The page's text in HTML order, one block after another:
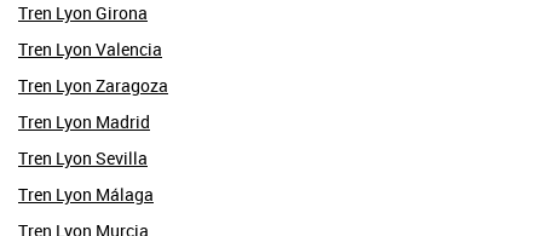
Tren Lyon Girona
Tren Lyon Valencia
Tren Lyon Zaragoza
Tren Lyon Madrid
Tren Lyon Sevilla
Tren Lyon Málaga
Tren Lyon Murcia